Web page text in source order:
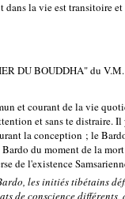
la vie est transitoire et
DU BOUDDHA" du
et courant de la vie
et sans te distraire.
la conception ; le
du moment de la
de l'existence
les initiés tibétains
de conscience différents,